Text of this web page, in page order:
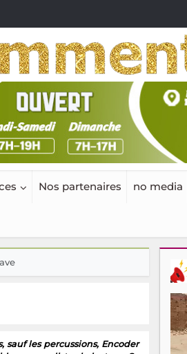
Nos partenaires no media
les percussions, Encoder
et de synthés qui t’envoient